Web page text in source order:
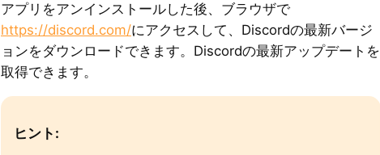
アプリをアンインストールした後、ブラウザで
https://discord.com/にアクセスして、Discordの最新バージ
ョンをダウンロードできます。Discordの最新アップデートを
取得できます。
ヒント :